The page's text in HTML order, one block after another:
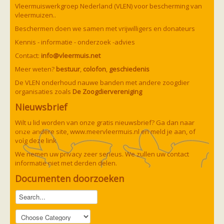
Vleermuizen in de tuin
Aankondiging activiteiten
Ik ben op zoek naar een detector
Ecologie en soorten
Hoe vleermuizen leven
Voedsel en jagen
Verblijfplaatsen
Echolocatie
Soorten
Baardvleermuis
Bechsteins vleermuis
Bosvleermuis
Brandt's vleermuis
Bruine of gewone grootoorvleermuis
Franjestaart
Gewone dwergvleermuis
Grijze grootoorvleermuis
Grote rosse vleermuis
Ingekorven vleermuis
Kleine en grote hoefijzerneus
Laatvlieger
Meervleermuis
Noordse vleermuis
Rosse vleermuis
Paul van Hoof
Vleermuiswerkgroep Nederland (VLEN) voor bescherming van
vleermuizen..
Beschermen doen we samen met vrijwilligers en donateurs
Kennis - informatie - onderzoek -advies
Contact: info@vleermuis.net
Meer weten? bestuur, colofon, geschiedenis
De VLEN onderhoud nauwe banden met andere zoogdier
organisaties zoals De Zoogdiervereniging
Nieuwsbrief
Wilt u lid worden van onze gratis nieuwsbrief? Ga dan naar
onze andere site,www.meervleermuis.nlen meld je aan, of
volg deze link
We nemen uw privacy zeer serieus. We zullen uw contact
informatie niet met derden delen.
Documenten doorzoeken